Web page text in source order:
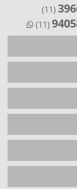
(11)
(11)